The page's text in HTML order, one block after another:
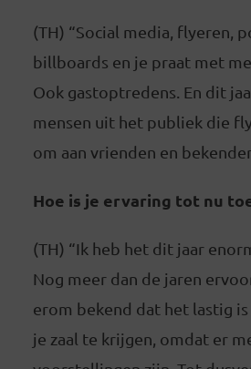
(TH) “Social media, flyeren,
billboards en je praat met
Ook gastoptredens. En dit
mensen uit het publiek die
om aan vrienden en
Hoe is je ervaring tot nu
(TH) “Ik heb het dit jaar
Nog meer dan de jaren
erom bekend dat het lastig
je zaal te krijgen, omdat er